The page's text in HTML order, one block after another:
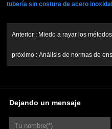
tubería sin costura de acero
Anterior : Miedo a rayar los
próximo : Análisis de normas de
inoxidable
Dejando un mensaje